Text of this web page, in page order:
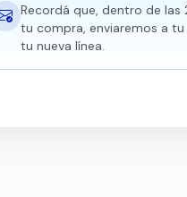
Recordá que, dentro de
tu compra, enviaremos a
tu nueva línea.